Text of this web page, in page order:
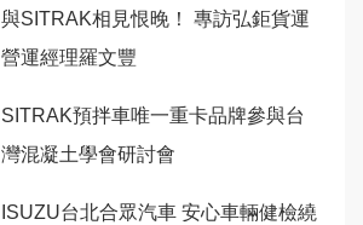
與SITRAK相見恨晚！ 專訪弘鉅貨運
營運經理羅文豐
SITRAK預拌車唯一重卡品牌參與台
灣混凝土學會研討會
ISUZU台北合眾汽車 安心車輛健檢繞